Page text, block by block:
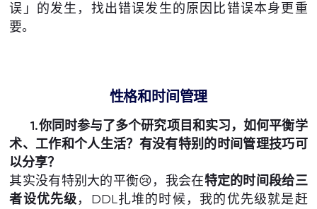
误」的发生，找出错误发生的原因比错误本身更重
要。
性格和时间管理
1.你同时参与了多个研究项目和实习，如何平衡学
术、工作和个人生活？有没有特别的时间管理技巧可
以分享？
其实没有特别大的平衡😢，我会在特定的时间段给三
者设优先级，DDL扎堆的时候，我的优先级就是赶